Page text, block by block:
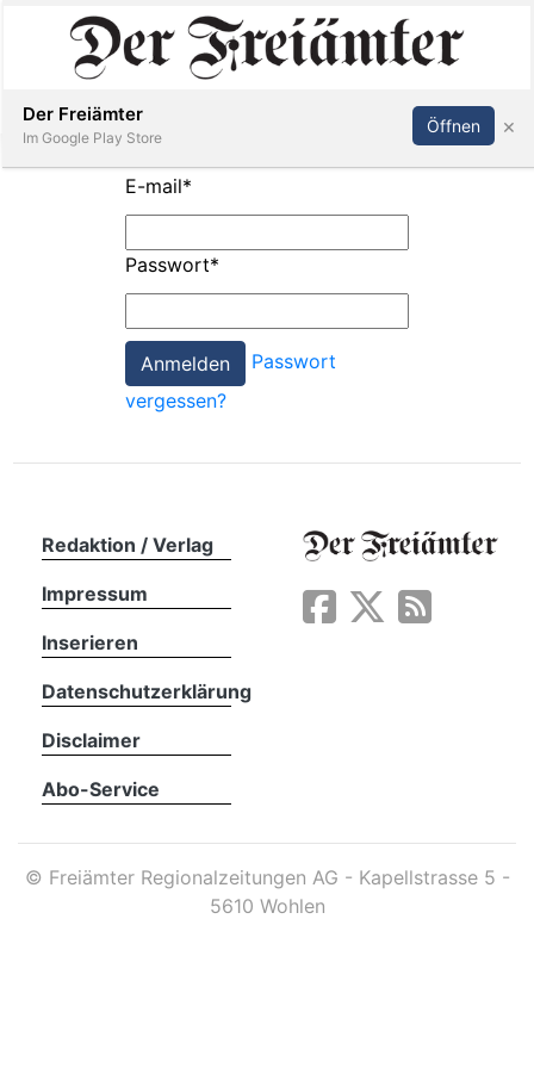
Paper
App
Inserieren Abonnieren Anmelden
E-mail*
Passwort*
Passwort
vergessen?
Redaktion / Verlag
Impressum
Inserieren
Datenschutzerklärung
Disclaimer
Abo-Service
© Freiämter Regionalzeitungen AG - Kapellstrasse 5 -
5610 Wohlen
Der Freiämter
Im Google Play Store
Öffnen ×